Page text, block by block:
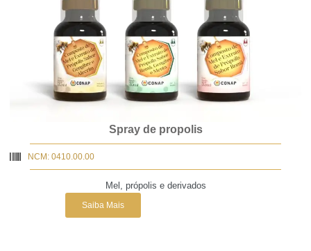
Spray de propolis
NCM: 0410.00.00
Mel, própolis e derivados
Saiba Mais